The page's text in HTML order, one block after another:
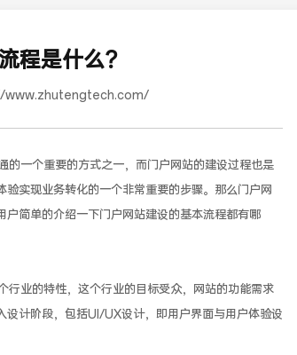
程是什么？
www.zhutengtech.com/
一个重要的方式之一，而门户网站的建设过程也是
实现业务转化的一个非常重要的步骤。那么门户网
户简单的介绍一下门户网站建设的基本流程都有哪
业的特性，这个行业的目标受众，网站的功能需求
设计阶段，包括UI/UX设计，即用户界面与用户体验设